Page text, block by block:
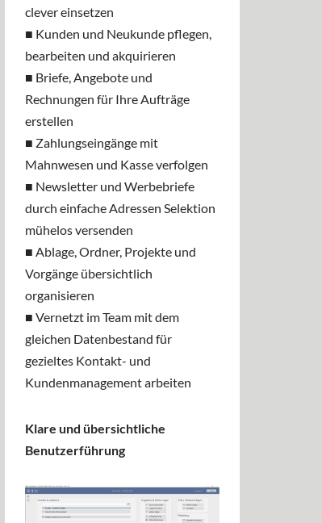
clever einsetzen
■ Kunden und Neukunde pflegen,
bearbeiten und akquirieren
■ Briefe, Angebote und
Rechnungen für Ihre Aufträge
erstellen
■ Zahlungseingänge mit
Mahnwesen und Kasse verfolgen
■ Newsletter und Werbebriefe
durch einfache Adressen Selektion
mühelos versenden
■ Ablage, Ordner, Projekte und
Vorgänge übersichtlich
organisieren
■ Vernetzt im Team mit dem
gleichen Datenbestand für
gezieltes Kontakt- und
Kundenmanagement arbeiten
Klare und übersichtliche
Benutzerführung